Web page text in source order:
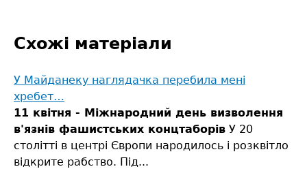
Схожі матеріали
У Майданеку наглядачка перебила мені
хребет…
11 квітня - Міжнародний день визволення
в'язнів фашистських концтаборів У 20
столітті в центрі Європи народилось і розквітло
відкрите рабство. Під...